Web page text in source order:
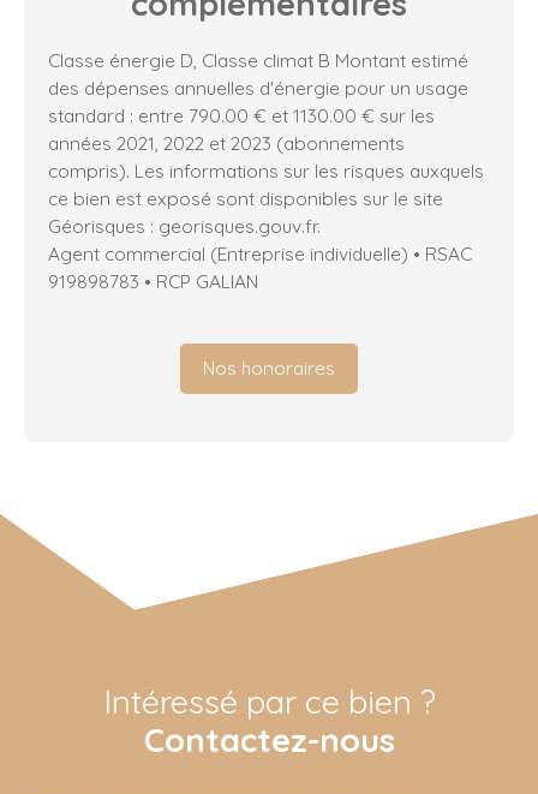
Classe énergie D, Classe climat B Montant estimé
des dépenses annuelles d'énergie pour un usage
standard : entre 790.00 € et 1130.00 € sur les
années 2021, 2022 et 2023 (abonnements
compris). Les informations sur les risques auxquels
ce bien est exposé sont disponibles sur le site
Géorisques : georisques.gouv.fr.
Agent commercial (Entreprise individuelle) • RSAC
919898783 • RCP GALIAN
Nos honoraires
Intéressé par ce bien ?
Contactez-nous